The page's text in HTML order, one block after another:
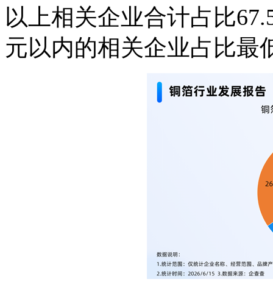
以上相关企业合计占比
元以内的相关企业占比最